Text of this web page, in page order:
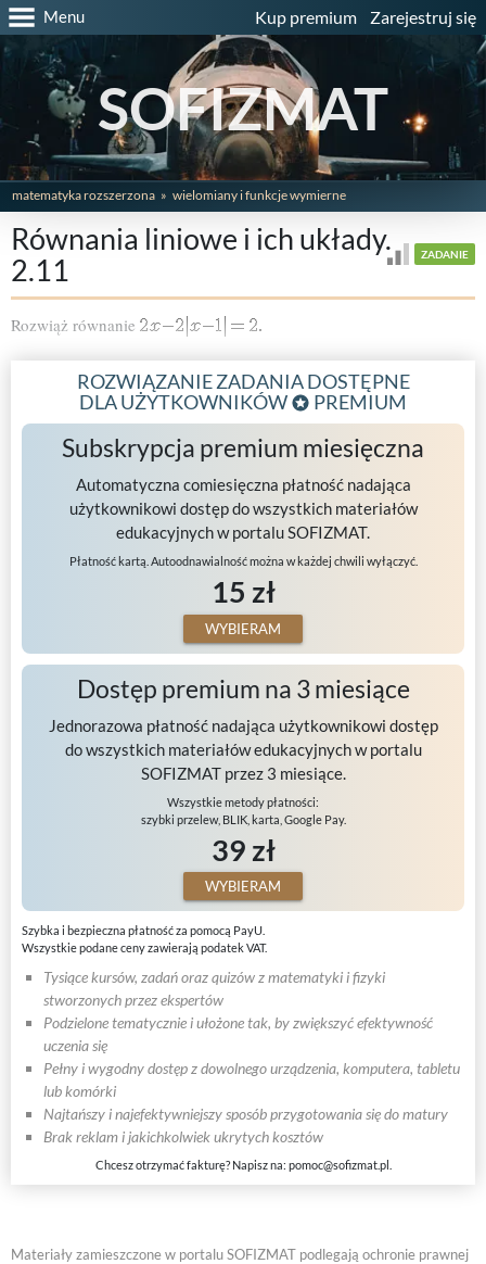
Menu Kup premium Zarejestruj się
SOFIZMAT
matematyka rozszerzona wielomiany i funkcje wymierne
Równania liniowe i ich układy.
2.11
ZADANIE
Rozwiąż równanie
ROZWIĄZANIE ZADANIA DOSTĘPNE
DLA UŻYTKOWNIKÓW
PREMIUM
Subskrypcja premium miesięczna
Automatyczna comiesięczna płatność nadająca
użytkownikowi dostęp do wszystkich materiałów
edukacyjnych w portalu SOFIZMAT.
Płatność kartą. Autoodnawialność można w każdej chwili wyłączyć.
15 zł
WYBIERAM
Dostęp premium na 3 miesiące
Jednorazowa płatność nadająca użytkownikowi dostęp
do wszystkich materiałów edukacyjnych w portalu
SOFIZMAT przez 3 miesiące.
Wszystkie metody płatności:
szybki przelew, BLIK, karta, Google Pay.
39 zł
WYBIERAM
Szybka i bezpieczna płatność za pomocą PayU.
Wszystkie podane ceny zawierają podatek VAT.
Tysiące kursów, zadań oraz quizów z matematyki i fizyki
stworzonych przez ekspertów
Podzielone tematycznie i ułożone tak, by zwiększyć efektywność
uczenia się
Pełny i wygodny dostęp z dowolnego urządzenia, komputera, tabletu
lub komórki
Najtańszy i najefektywniejszy sposób przygotowania się do matury
Brak reklam i jakichkolwiek ukrytych kosztów
Chcesz otrzymać fakturę? Napisz na: pomoc@sofizmat.pl
Materiały zamieszczone w portalu SOFIZMAT podlegają ochronie prawnej